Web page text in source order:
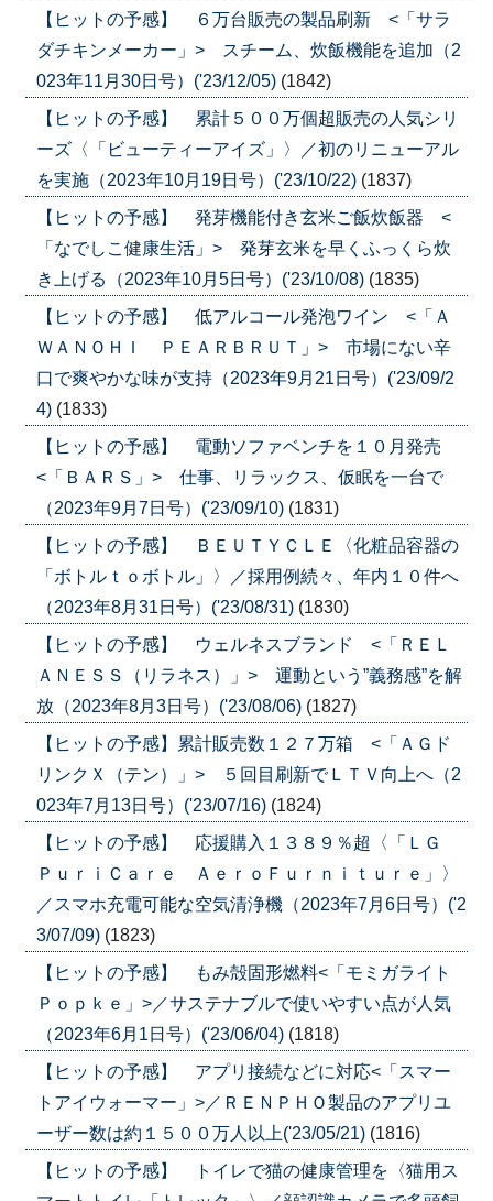
【ヒットの予感】 ６万台販売の製品刷新 <「サラ
ダチキンメーカー」> スチーム、炊飯機能を追加（2
023年11月30日号）('23/12/05) (1842)
【ヒットの予感】 累計５００万個超販売の人気シリ
ーズ〈「ビューティーアイズ」〉／初のリニューアル
を実施（2023年10月19日号）('23/10/22) (1837)
【ヒットの予感】 発芽機能付き玄米ご飯炊飯器 <
「なでしこ健康生活」> 発芽玄米を早くふっくら炊
き上げる（2023年10月5日号）('23/10/08) (1835)
【ヒットの予感】 低アルコール発泡ワイン <「Ａ
ＷＡＮＯＨＩ ＰＥＡＲＢＲＵＴ」> 市場にない辛
口で爽やかな味が支持（2023年9月21日号）('23/09/2
4) (1833)
【ヒットの予感】 電動ソファベンチを１０月発売
<「ＢＡＲＳ」> 仕事、リラックス、仮眠を一台で
（2023年9月7日号）('23/09/10) (1831)
【ヒットの予感】 ＢＥＵＴＹＣＬＥ〈化粧品容器の
「ボトルｔｏボトル」〉／採用例続々、年内１０件へ
（2023年8月31日号）('23/08/31) (1830)
【ヒットの予感】 ウェルネスブランド <「ＲＥＬ
ＡＮＥＳＳ（リラネス）」> 運動という”義務感”を解
放（2023年8月3日号）('23/08/06) (1827)
【ヒットの予感】累計販売数１２７万箱 <「ＡＧド
リンクＸ（テン）」> ５回目刷新でＬＴＶ向上へ（2
023年7月13日号）('23/07/16) (1824)
【ヒットの予感】 応援購入１３８９％超〈「ＬＧ
ＰｕｒｉＣａｒｅ ＡｅｒｏＦｕｒｎｉｔｕｒｅ」〉
／スマホ充電可能な空気清浄機（2023年7月6日号）('2
3/07/09) (1823)
【ヒットの予感】 もみ殻固形燃料<「モミガライト
Ｐｏｐｋｅ」>／サステナブルで使いやすい点が人気
（2023年6月1日号）('23/06/04) (1818)
【ヒットの予感】 アプリ接続などに対応<「スマー
トアイウォーマー」>／ＲＥＮＰＨＯ製品のアプリユ
ーザー数は約１５００万人以上('23/05/21) (1816)
【ヒットの予感】 トイレで猫の健康管理を〈猫用ス